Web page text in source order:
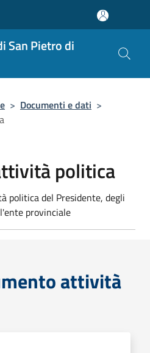
San Pietro di
> Documenti e dati >
politica
politica del Presidente, degli
provinciale
attività